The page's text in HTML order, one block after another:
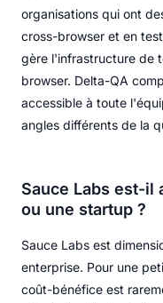
organisations qui ont
cross-browser et en
gère l'infrastructure de
browser. Delta-QA
accessible à toute
angles différents de la
Sauce Labs est-il
ou une startup ?
Sauce Labs est
enterprise. Pour une
coût-bénéfice est